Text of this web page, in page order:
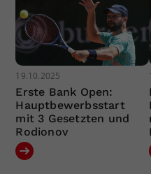
19.10.2025
Erste Bank Open:
Hauptbewerbsstart
mit 3 Gesetzten und
Rodionov